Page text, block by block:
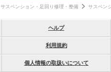
サスペンション・足回り修理・整備 サスペン
ヘルプ
利用規約
個人情報の取扱いについて